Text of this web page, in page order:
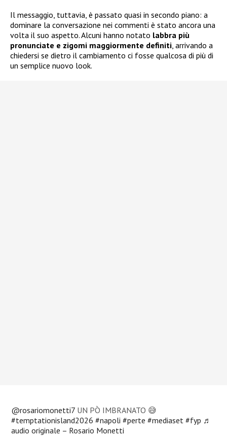
Il messaggio, tuttavia, è passato quasi in secondo piano: a
dominare la conversazione nei commenti è stato ancora una
volta il suo aspetto. Alcuni hanno notato labbra più
pronunciate e zigomi maggiormente definiti , arrivando a
chiedersi se dietro il cambiamento ci fosse qualcosa di più di
un semplice nuovo look.
@rosariomonetti7 UN PÒ IMBRANATO 😅
#temptationisland2026 #napoli #perte #mediaset #fyp ♬
audio originale – Rosario Monetti